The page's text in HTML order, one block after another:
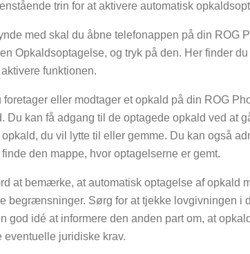
trin for at aktivere automatisk
med skal du åbne telefonappen på din ROG
Opkaldsoptagelse, og tryk på den. Her finder
funktionen.
foretager eller modtager et opkald på din ROG
Du kan få adgang til de optagede opkald ved at
du vil lytte til eller gemme. Du kan også
den mappe, hvor optagelserne er gemt.
at bemærke, at automatisk optagelse af opkald
begrænsninger. Sørg for at tjekke lovgivningen i
god idé at informere den anden part om, at
eventuelle juridiske krav.